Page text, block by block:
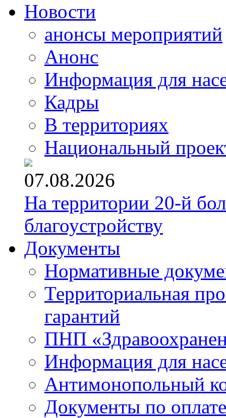
Новости
анонсы мероприятий
Анонс
Информация для
Кадры
В территориях
Национальный
07.08.2026
На территории 20-й
благоустройству
Документы
Нормативные
Территориальная
гарантий
ПНП
Информация для
Антимонопольный
Документы по